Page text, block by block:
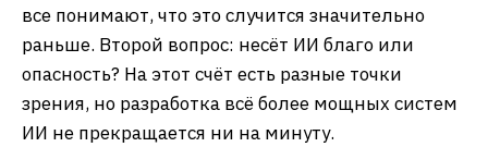
все понимают, что это случится значительно
раньше. Второй вопрос: несёт ИИ благо или
опасность? На этот счёт есть разные точки
зрения, но разработка всё более мощных систем
ИИ не прекращается ни на минуту.